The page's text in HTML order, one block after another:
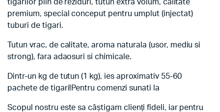
tigarilor plin de reziduri, tutun extra volum, calitate
premium, special conceput pentru umplut (injectat)
tuburi de tigari.
Tutun vrac, de calitate, aroma naturala (usor, mediu si
strong), fara adaosuri si chimicale.
Dintr-un kg de tutun (1 kg), ies aproximativ 55-60
pachete de tigari!Pentru comenzi sunati la
Scopul nostru este sa câștigam clienți fideli, iar pentru